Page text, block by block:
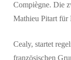
Compiègne. Die
Mathieu Pitart für
Cealy, startet
französischen